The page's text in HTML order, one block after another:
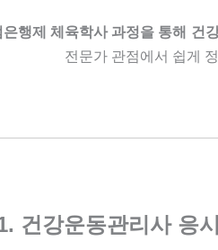
은행제 체육학사 과정을 통해 건
전문가 관점에서 쉽게
건강운동관리사 응